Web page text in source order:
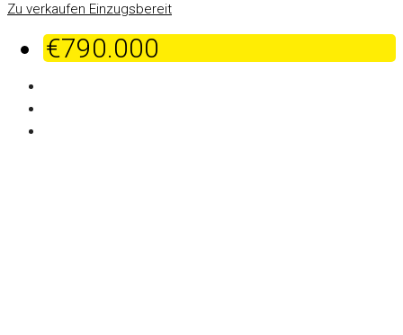
Zu verkaufen Einzugsbereit
€790.000